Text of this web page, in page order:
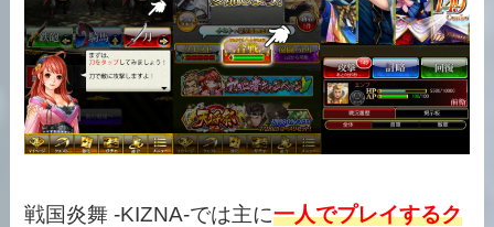
戦国炎舞 -KIZNA-では主に一人でプレイするク